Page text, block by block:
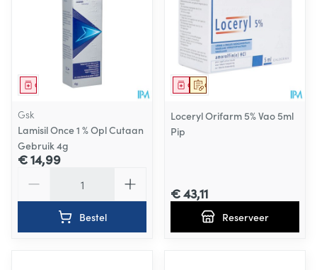
Geneesmiddel
Gsk
Lamisil Once 1 % Opl Cutaan
Gebruik 4g
€ 14,99
Bestel
Op voorschrift
Geneesmiddel
Loceryl Orifarm 5% Vao 5ml
Pip
€ 43,11
Reserveer